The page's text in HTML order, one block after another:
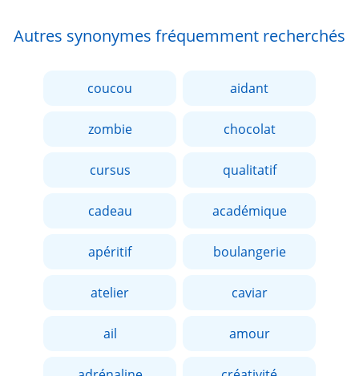
Autres synonymes fréquemment recherchés
coucou aidant
zombie chocolat
cursus qualitatif
cadeau académique
apéritif boulangerie
atelier caviar
ail amour